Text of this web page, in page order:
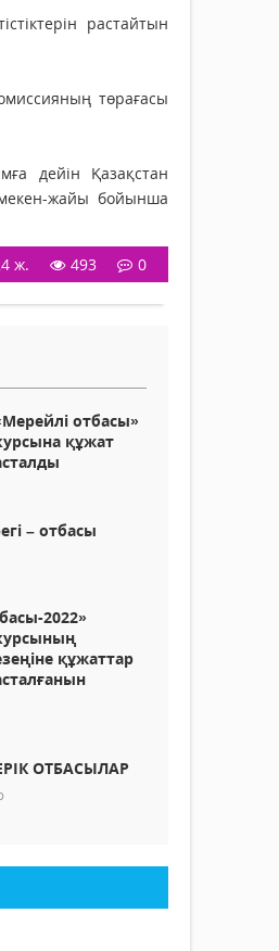
растайтын
төрағасы
дейін Қазақстан
жайы бойынша
ж. 493 0
отбасы»
құжат
– отбасы
2022»
құжаттар
ОТБАСЫЛАР